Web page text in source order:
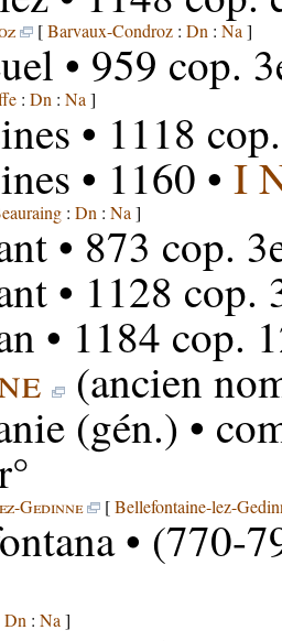
[Barvaux-Condroz: Dn : Na ]
• 959 cop.
: Dn : Na ]
• 1118
• 1160 • I
: Dn : Na ]
• 873 cop.
• 1128 cop.
• 1184 cop.
(ancien
(gén.) •
Gedinne [Bellefontaine-lez-
• (770-
Dn : Na ]